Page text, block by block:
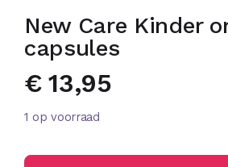
New Care Kinder
capsules
€13,95
1 op voorraad